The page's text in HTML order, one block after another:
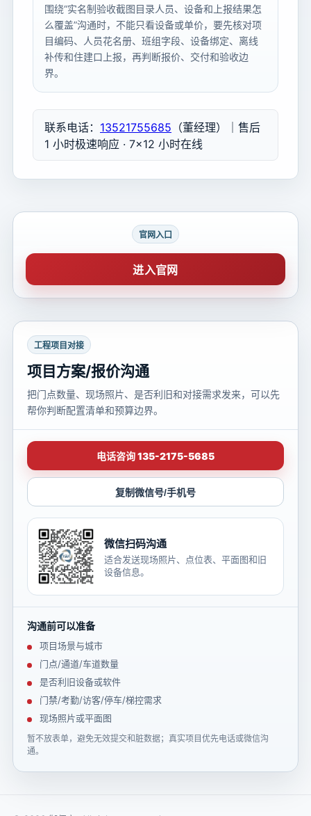
围绕“实名制验收截图目录人员、设备和上报结果怎
么覆盖”沟通时，不能只看设备或单价，要先核对项
目编码、人员花名册、班组字段、设备绑定、离线
补传和住建口上报，再判断报价、交付和验收边
界。
联系电话： 13521755685 （董经理）｜售后
1 小时极速响应 · 7×12 小时在线
官网入口
进入官网
工程项目对接
项目方案/报价沟通
把门点数量、现场照片、是否利旧和对接需求发来，可以先
帮你判断配置清单和预算边界。
电话咨询 135-2175-5685
复制微信号/手机号
微信扫码沟通
适合发送现场照片、点位表、平面图和旧
设备信息。
沟通前可以准备
项目场景与城市
门点/通道/车道数量
是否利旧设备或软件
门禁/考勤/访客/停车/梯控需求
现场照片或平面图
暂不放表单，避免无效提交和脏数据；真实项目优先电话或微信沟
通。